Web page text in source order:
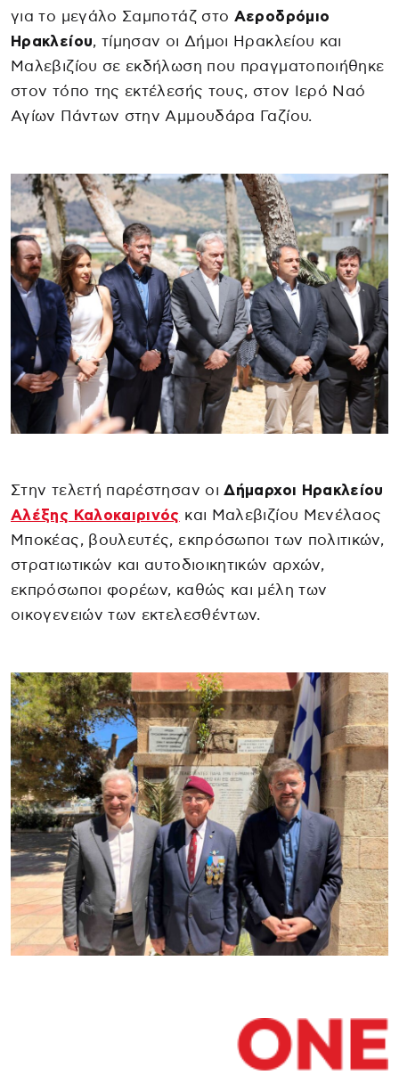
για το μεγάλο Σαμποτάζ στο Αεροδρόμιο
Ηρακλείου, τίμησαν οι Δήμοι Ηρακλείου και
Μαλεβιζίου σε εκδήλωση που πραγματοποιήθηκε
στον τόπο της εκτέλεσής τους, στον Ιερό Ναό
Αγίων Πάντων στην Αμμουδάρα Γαζίου.
Στην τελετή παρέστησαν οιΔήμαρχοι Ηρακλείου
Αλέξης Καλοκαιρινός και Μαλεβιζίου Μενέλαος
Μποκέας, βουλευτές, εκπρόσωποι των πολιτικών,
στρατιωτικών και αυτοδιοικητικών αρχών,
εκπρόσωποι φορέων, καθώς και μέλη των
οικογενειών των εκτελεσθέντων.